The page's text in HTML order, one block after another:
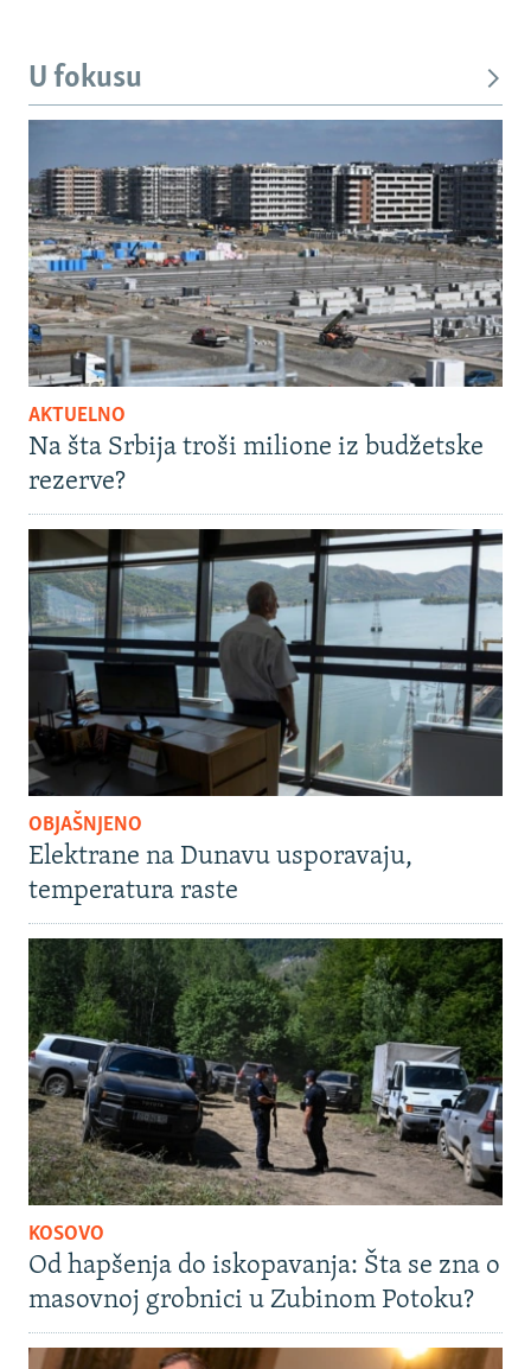
U fokusu
AKTUELNO
Na šta Srbija troši milione iz budžetske
rezerve?
OBJAŠNJENO
Elektrane na Dunavu usporavaju,
temperatura raste
KOSOVO
Od hapšenja do iskopavanja: Šta se zna o
masovnoj grobnici u Zubinom Potoku?